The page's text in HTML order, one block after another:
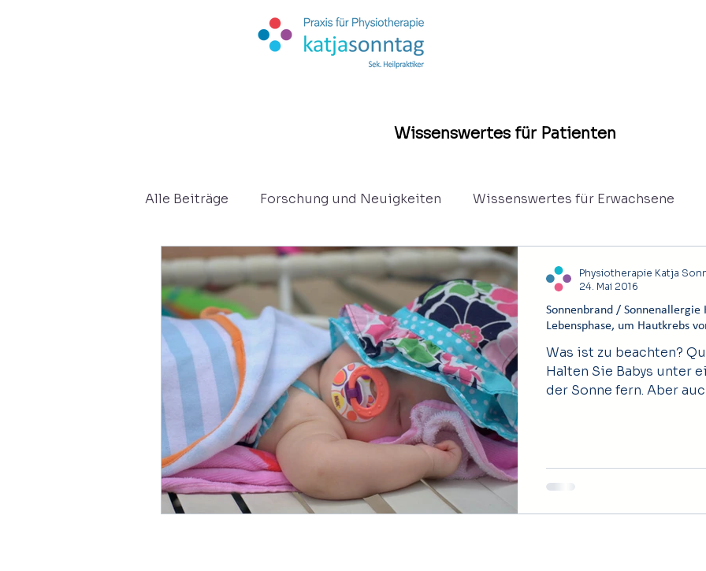
Wissenswertes für Patienten
Alle Beiträge Forschung und Neuigkeiten Wissenswertes für Erwachsene
Kurzberichte Osteopathie Eltern - Säuglinge und Kinder
Sonnenbrand / Sonnenallergie
Lebensphase, um Hautkrebs
Was ist zu beachten?
Halten Sie Babys unter
der Sonne fern. Aber
Physiotherapie Katja
24. Mai 2016